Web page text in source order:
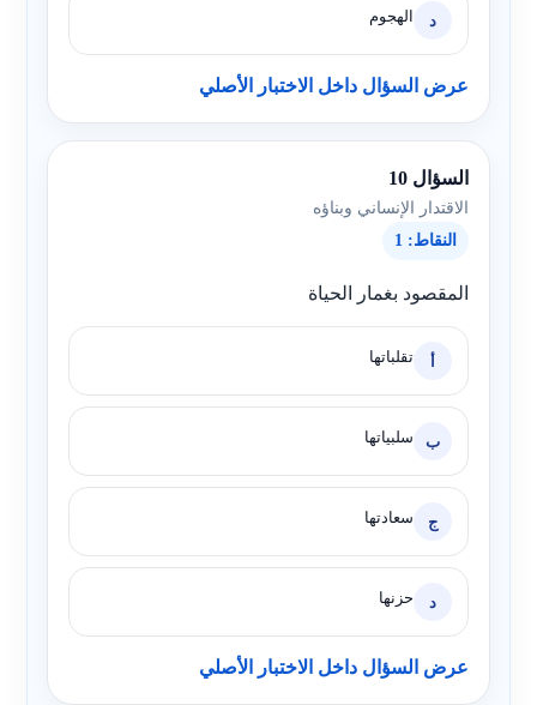
د الهجوم
عرض السؤال داخل الاختبار الأصلي
السؤال 10
الاقتدار الإنساني وبناؤه
النقاط: 1
المقصود بغمار الحياة
أ تقلباتها
ب سلبياتها
ج سعادتها
د حزنها
عرض السؤال داخل الاختبار الأصلي